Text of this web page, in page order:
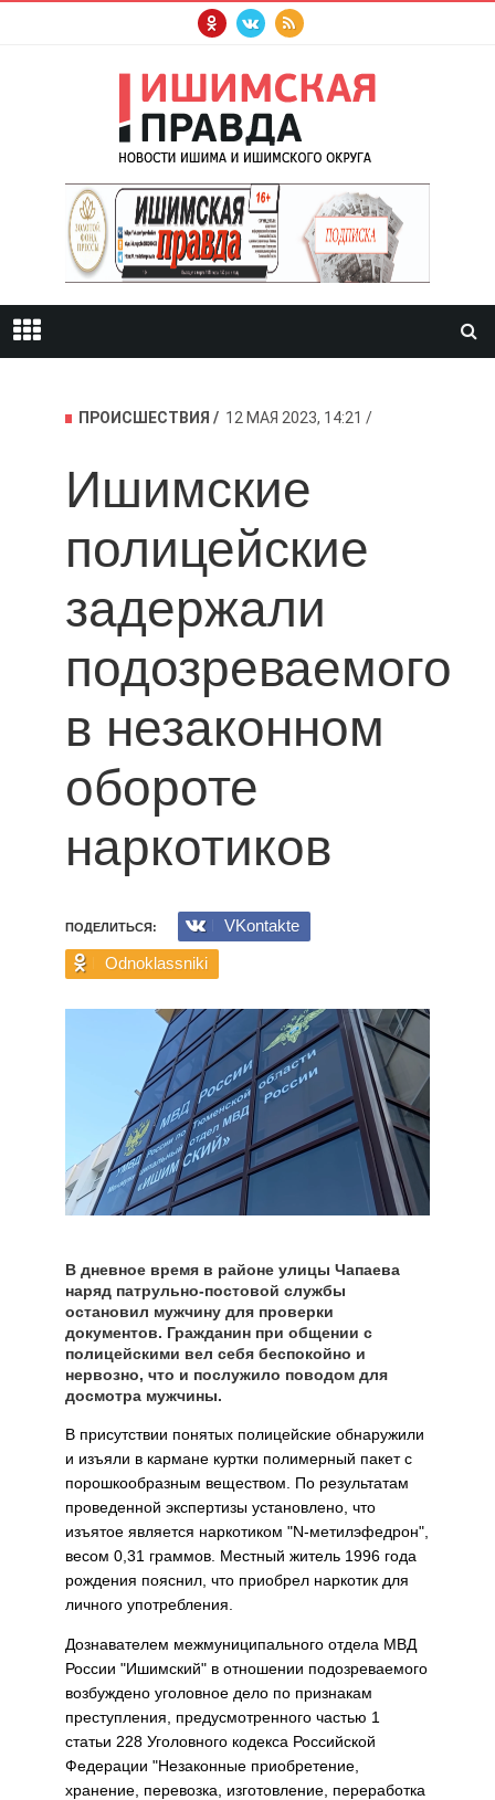
ПРОИСШЕСТВИЯ 12 МАЯ 2023, 14:21
Ишимские
полицейские
задержали
подозреваемого
в незаконном
обороте
наркотиков
ПОДЕЛИТЬСЯ:
VKontakte
Odnoklassniki
В дневное время в районе улицы Чапаева
наряд патрульно-постовой службы
остановил мужчину для проверки
документов. Гражданин при общении с
полицейскими вел себя беспокойно и
нервозно, что и послужило поводом для
досмотра мужчины.
В присутствии понятых полицейские обнаружили
и изъяли в кармане куртки полимерный пакет с
порошкообразным веществом. По результатам
проведенной экспертизы установлено, что
изъятое является наркотиком "N-метилэфедрон",
весом 0,31 граммов. Местный житель 1996 года
рождения пояснил, что приобрел наркотик для
личного употребления.
Дознавателем межмуниципального отдела МВД
России "Ишимский" в отношении подозреваемого
возбуждено уголовное дело по признакам
преступления, предусмотренного частью 1
статьи 228 Уголовного кодекса Российской
Федерации "Незаконные приобретение,
хранение, перевозка, изготовление, переработка